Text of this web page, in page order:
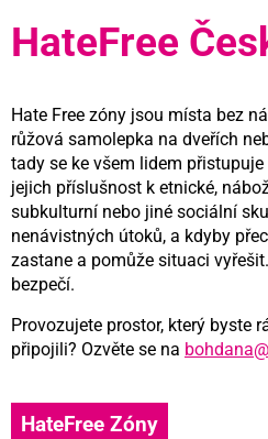
HateFree
Hate Free zóny jsou místa bez
růžová samolepka na dveřích
tady se ke všem lidem
jejich příslušnost k etnické,
subkulturní nebo jiné sociální
nenávistných útoků, a kdyby
zastane a pomůže situaci
bezpečí.
Provozujete prostor, který byste
připojili? Ozvěte se na
HateFree Zóny